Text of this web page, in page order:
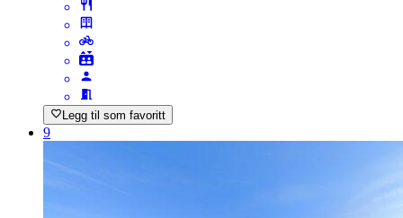
Legg til som favoritt
9